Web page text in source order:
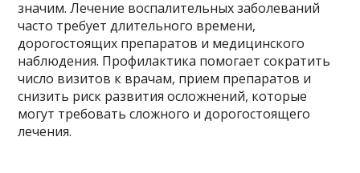
значим. Лечение воспалительных заболеваний
часто требует длительного времени,
дорогостоящих препаратов и медицинского
наблюдения. Профилактика помогает сократить
число визитов к врачам, прием препаратов и
снизить риск развития осложнений, которые
могут требовать сложного и дорогостоящего
лечения.